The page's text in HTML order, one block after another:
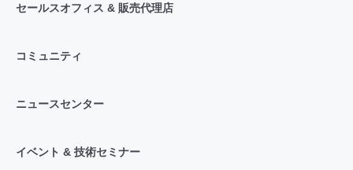
セールスオフィス & 販売代理店
コミュニティ
ニュースセンター
イベント & 技術セミナー